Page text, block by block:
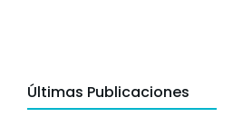
Últimas Publicaciones